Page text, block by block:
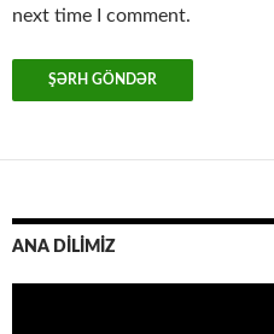
next time I comment.
ANA DİLİMİZ